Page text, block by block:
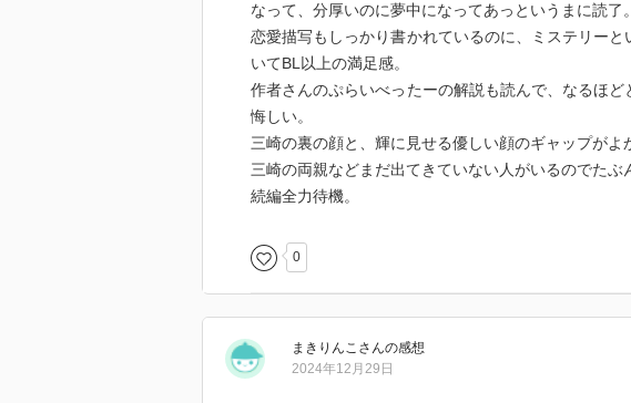
なって、分厚いのに夢中になってあっというまに読了。
恋愛描写もしっかり書かれているのに、ミステリー
いてBL以上の満足感。
作者さんのぷらいべったーの解説も読んで、なるほ
悔しい。
三崎の裏の顔と、輝に見せる優しい顔のギャップがよ
三崎の両親などまだ出てきていない人がいるのでたぶ
続編全力待機。
0
まきりんこ さんの感想
2024年12月29日